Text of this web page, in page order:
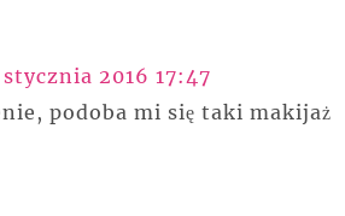
stycznia 2016 17:47
podoba mi się taki makijaż